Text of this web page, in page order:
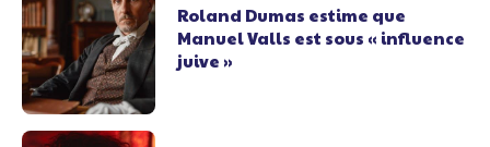
Roland Dumas estime que
Manuel Valls est sous « influence
juive »